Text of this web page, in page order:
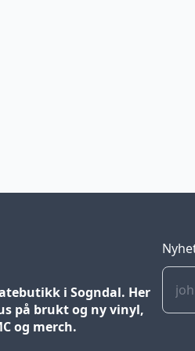
i Sogndal. Her
på brukt og ny vinyl,
og merch.